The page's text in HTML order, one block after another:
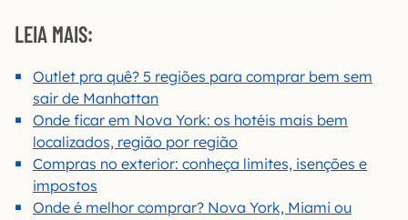
LEIA MAIS:
Outlet pra quê? 5 regiões para comprar bem sem
sair de Manhattan
Onde ficar em Nova York: os hotéis mais bem
localizados, região por região
Compras no exterior: conheça limites, isenções e
impostos
Onde é melhor comprar? Nova York, Miami ou